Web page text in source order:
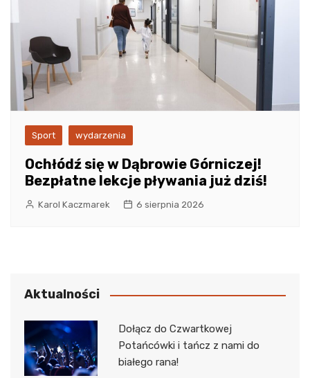
Sport wydarzenia
Ochłódź się w Dąbrowie Górniczej!
Bezpłatne lekcje pływania już dziś!
Karol Kaczmarek 6 sierpnia 2026
Aktualności
Dołącz do Czwartkowej
Potańcówki i tańcz z nami do
białego rana!